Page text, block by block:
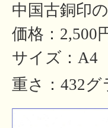
中国古銅印
価格：2,500
サイズ：A4
重さ：432グ